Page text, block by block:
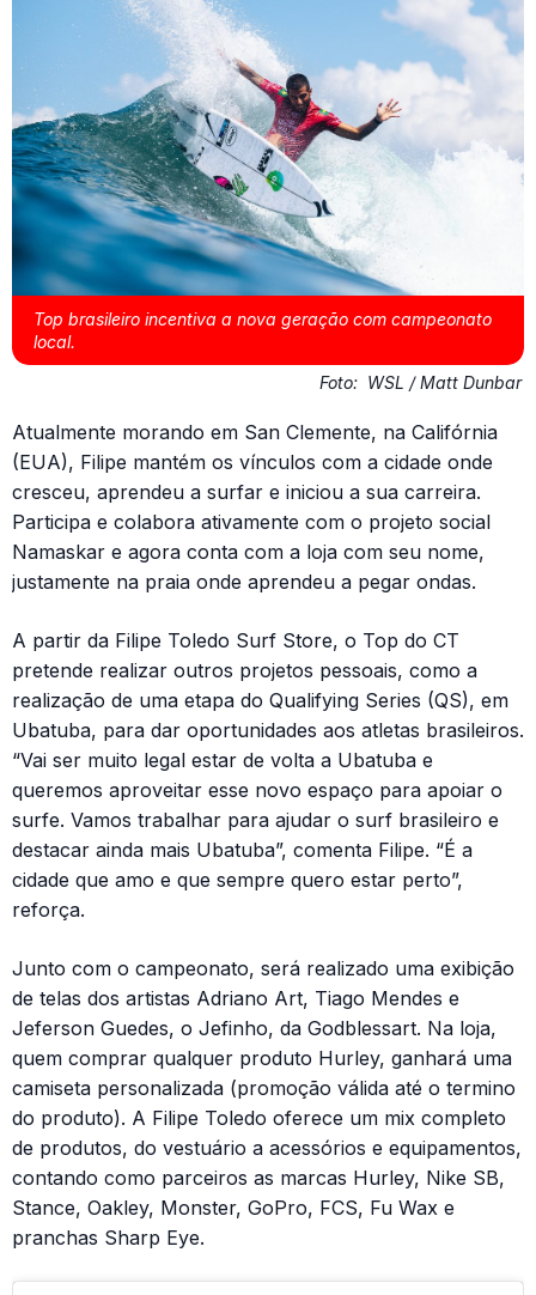
Top brasileiro incentiva a nova geração com campeonato
local.
Foto: WSL / Matt Dunbar
Atualmente morando em San Clemente, na Califórnia
(EUA), Filipe mantém os vínculos com a cidade onde
cresceu, aprendeu a surfar e iniciou a sua carreira.
Participa e colabora ativamente com o projeto social
Namaskar e agora conta com a loja com seu nome,
justamente na praia onde aprendeu a pegar ondas.
A partir da Filipe Toledo Surf Store, o Top do CT
pretende realizar outros projetos pessoais, como a
realização de uma etapa do Qualifying Series (QS), em
Ubatuba, para dar oportunidades aos atletas brasileiros.
“Vai ser muito legal estar de volta a Ubatuba e
queremos aproveitar esse novo espaço para apoiar o
surfe. Vamos trabalhar para ajudar o surf brasileiro e
destacar ainda mais Ubatuba”, comenta Filipe. “É a
cidade que amo e que sempre quero estar perto”,
reforça.
Junto com o campeonato, será realizado uma exibição
de telas dos artistas Adriano Art, Tiago Mendes e
Jeferson Guedes, o Jefinho, da Godblessart. Na loja,
quem comprar qualquer produto Hurley, ganhará uma
camiseta personalizada (promoção válida até o termino
do produto). A Filipe Toledo oferece um mix completo
de produtos, do vestuário a acessórios e equipamentos,
contando como parceiros as marcas Hurley, Nike SB,
Stance, Oakley, Monster, GoPro, FCS, Fu Wax e
pranchas Sharp Eye.